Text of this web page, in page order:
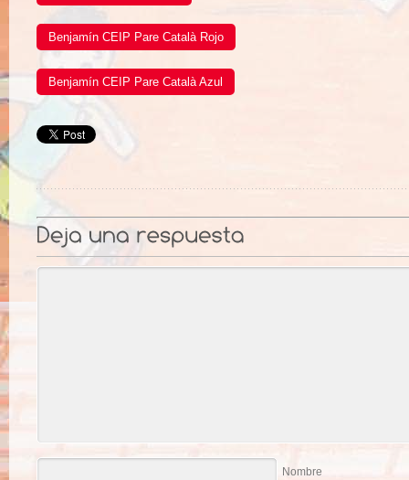
Benjamín CEIP Pare Català Rojo
Benjamín CEIP Pare Català Azul
Nombre